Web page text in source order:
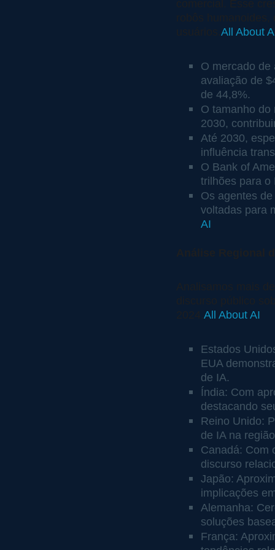
All About
O mercado
avaliação de
de 44,8%.
O tamanho
2030,
Até 2030,
influência
O Bank of
trilhões para o
Os agentes
voltadas para
AI
All About AI
Estados
EUA
de IA.
Índia: Com
destacando
Reino Unido:
de IA na
Canadá: Com
discurso
Japão:
implicações
Alemanha:
soluções
França: